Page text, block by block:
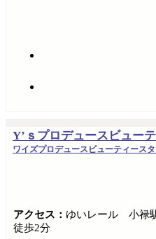
Y’ｓプロデュースビュー
ワイズプロデュースビューティース
アクセス： ゆいレール 小禄
徒歩2分